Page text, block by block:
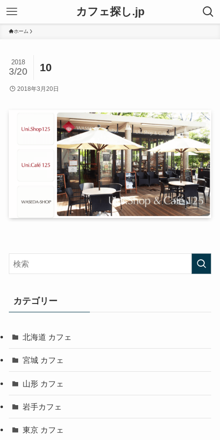
カフェ探し.jp
ホーム
10
2018
3/20
2018年3月20日
カテゴリー
北海道 カフェ
宮城 カフェ
山形 カフェ
岩手カフェ
東京 カフェ